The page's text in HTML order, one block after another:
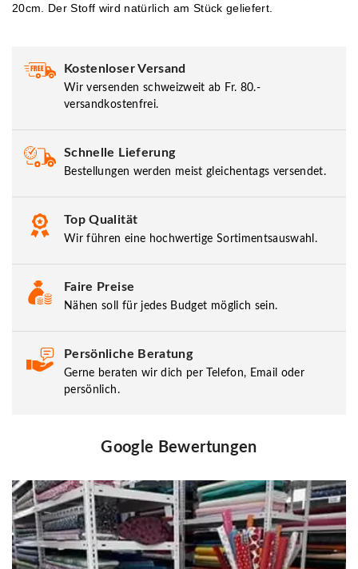
20cm. Der Stoff wird natürlich am Stück geliefert.
Kostenloser Versand
Wir versenden schweizweit ab Fr. 80.-
versandkostenfrei.
Schnelle Lieferung
Bestellungen werden meist gleichentags versendet.
Top Qualität
Wir führen eine hochwertige Sortimentsauswahl.
Faire Preise
Nähen soll für jedes Budget möglich sein.
Persönliche Beratung
Gerne beraten wir dich per Telefon, Email oder
persönlich.
Google Bewertungen